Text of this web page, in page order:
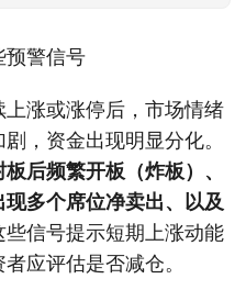
预警信号
涨或涨停后，市场情绪
，资金出现明显分化。
板后频繁开板（炸板）、
多个席位净卖出、以及
些信号提示短期上涨动能
应评估是否减仓。